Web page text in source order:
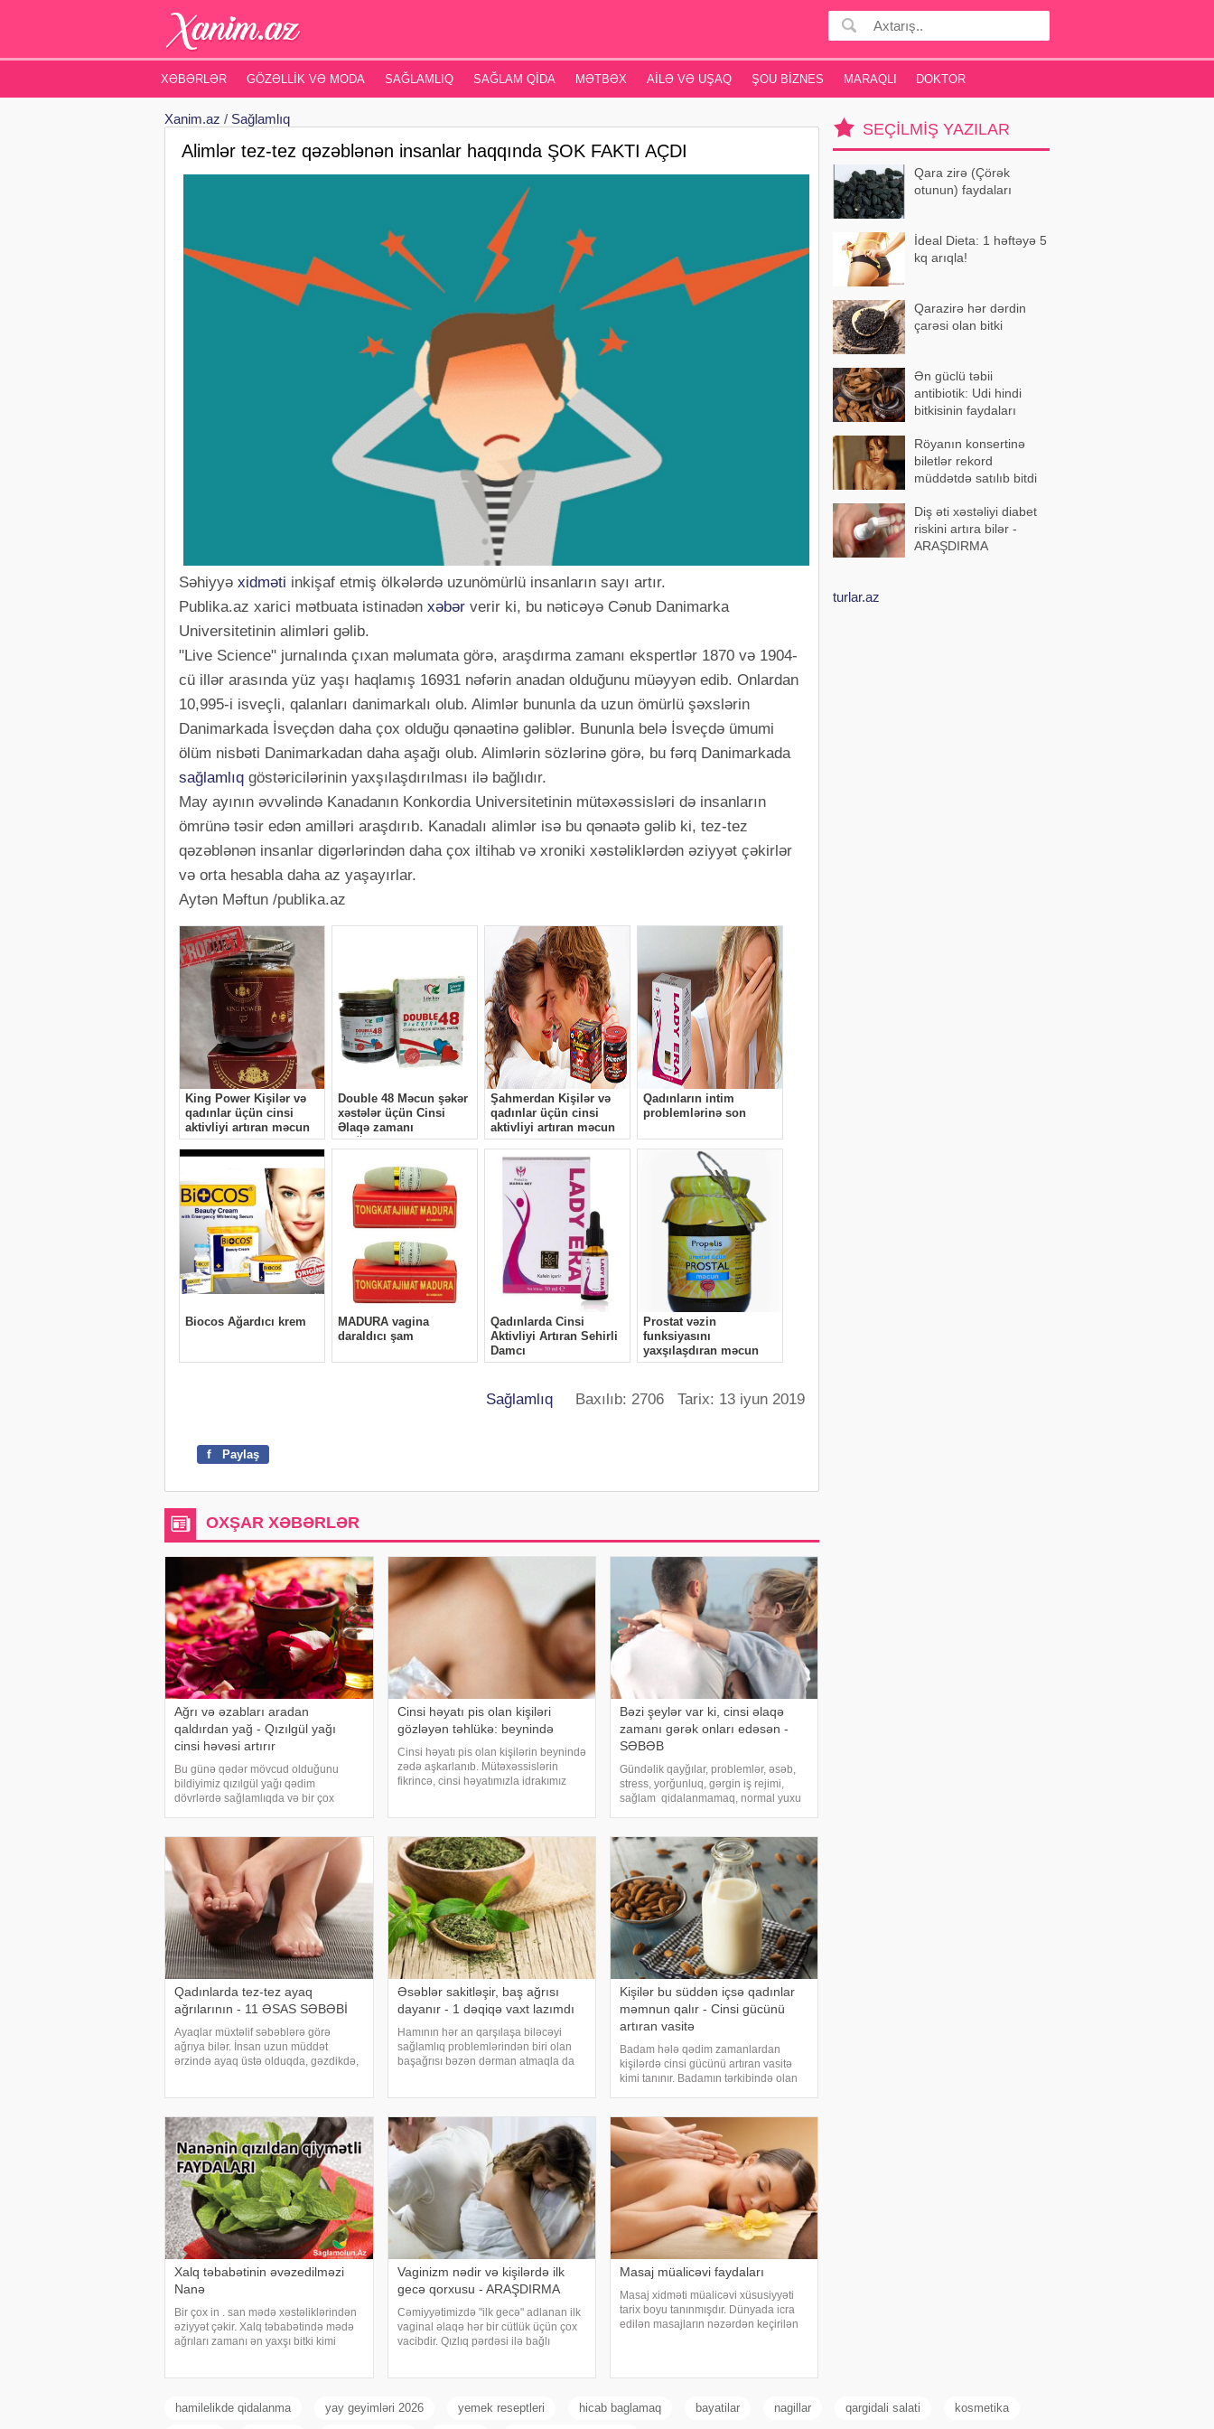
XƏBƏRLƏR GÖZƏLLIK VƏ MODA SAĞLAMLIQ SAĞLAM QIDA MƏTBƏX AILƏ VƏ UŞAQ ŞOU BIZNES MARAQLI DOKTOR
Xanim.az / Sağlamlıq
Alimlər tez-tez qəzəblənən insanlar haqqında ŞOK FAKTI AÇDI
Səhiyyə xidməti inkişaf etmiş ölkələrdə uzunömürlü insanların sayı artır.
Publika.az xarici mətbuata istinadən xəbər verir ki, bu nəticəyə Cənub Danimarka
Universitetinin alimləri gəlib.
"Live Science" jurnalında çıxan məlumata görə, araşdırma zamanı ekspertlər 1870 və 1904-
cü illər arasında yüz yaşı haqlamış 16931 nəfərin anadan olduğunu müəyyən edib. Onlardan
10,995-i isveçli, qalanları danimarkalı olub. Alimlər bununla da uzun ömürlü şəxslərin
Danimarkada İsveçdən daha çox olduğu qənaətinə gəliblər. Bununla belə İsveçdə ümumi
ölüm nisbəti Danimarkadan daha aşağı olub. Alimlərin sözlərinə görə, bu fərq Danimarkada
sağlamlıq göstəricilərinin yaxşılaşdırılması ilə bağlıdır.
May ayının əvvəlində Kanadanın Konkordia Universitetinin mütəxəssisləri də insanların
ömrünə təsir edən amilləri araşdırıb. Kanadalı alimlər isə bu qənaətə gəlib ki, tez-tez
qəzəblənən insanlar digərlərindən daha çox iltihab və xroniki xəstəliklərdən əziyyət çəkirlər
və orta hesabla daha az yaşayırlar.
Aytən Məftun /publika.az
Sağlamlıq Baxılıb: 2706 Tarix: 13 iyun 2019
f Paylaş
OXŞAR XƏBƏRLƏR
Ağrı və əzabları aradan
qaldırdan yağ - Qızılgül yağı
cinsi həvəsi artırır
Bu günə qədər mövcud olduğunu
bildiyimiz qızılgül yağı qədim
dövrlərdə sağlamlıqda və bir çox
təbabətində "ağrı kəsici" olaraq
xatırlanan qızılgü
Cinsi həyatı pis olan kişiləri
gözləyən təhlükə: beynində
Cinsi həyatı pis olan kişilərin beynində
zədə aşkarlanıb. Mütəxəssislərin
fikrincə, cinsi həyatımızla idrakımız
ABŞ-ı
Bəzi şeylər var ki, cinsi əlaqə
zamanı gərək onları edəsən -
SƏBƏB
Gündəlik qayğılar, problemlər, əsəb,
stress, yorğunluq, gərgin iş rejimi,
sağlam qidalanmamaq, normal yuxu
zəifliyə gətirib çıxara bilir. Cins
Qadınlarda tez-tez ayaq
ağrılarının - 11 ƏSAS SƏBƏBİ
Ayaqlar müxtəlif səbəblərə görə
ağrıya bilər. İnsan uzun müddət
ərzində ayaq üstə olduqda, gəzdikdə,
sonra bu ağrıla
Əsəblər sakitləşir, baş ağrısı
dayanır - 1 dəqiqə vaxt lazımdı
Hamının hər an qarşılaşa biləcəyi
sağlamlıq problemlərindən biri olan
başağrısı bəzən dərman atmaqla da
təbiblərində
Kişilər bu süddən içsə qadınlar
məmnun qalır - Cinsi gücünü
artıran vasitə
Badam hələ qədim zamanlardan
kişilərdə cinsi gücünü artıran vasitə
kimi tanınır. Badamın tərkibində olan
Həmçinin badam testosteronun ifrazını
artıran maqneziu
Xalq təbabətinin əvəzedilməzi
Nanə
Bir çox in . san mədə xəstəliklərindən
əziyyət çəkir. Xalq təbabətində mədə
ağrıları zamanı ən yaxşı bitki kimi
Vaginizm nədir və kişilərdə ilk
gecə qorxusu - ARAŞDIRMA
Cəmiyyətimizdə "ilk gecə" adlanan ilk
vaginal əlaqə hər bir cütlük üçün çox
vacibdir. Qızlıq pərdəsi ilə bağlı
Masaj müalicəvi faydaları
Masaj xidməti müalicəvi xüsusiyyəti
tarix boyu tanınmışdır. Dünyada icra
edilən masajların nəzərdən keçirilən
SEÇILMIŞ YAZILAR
Qara zirə (Çörək
otunun) faydaları
İdeal Dieta: 1 həftəyə 5
kq arıqla!
Qarazirə hər dərdin
çarəsi olan bitki
Ən güclü təbii
antibiotik: Udi hindi
bitkisinin faydaları
Röyanın konsertinə
biletlər rekord
müddətdə satılıb bitdi
Diş əti xəstəliyi diabet
riskini artıra bilər -
ARAŞDIRMA
turlar.az
hamilelikde qidalanma yay geyimləri 2026 yemek reseptleri hicab baglamaq bayatilar nagillar qargidali salati kosmetika